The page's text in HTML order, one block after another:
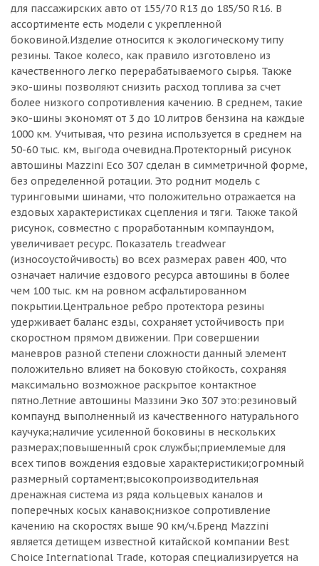
для пассажирских авто от 155/70 R13 до 185/50 R16. В
ассортименте есть модели с укрепленной
боковиной.Изделие относится к экологическому типу
резины. Такое колесо, как правило изготовлено из
качественного легко перерабатываемого сырья. Также
эко-шины позволяют снизить расход топлива за счет
более низкого сопротивления качению. В среднем, такие
эко-шины экономят от 3 до 10 литров бензина на каждые
1000 км. Учитывая, что резина используется в среднем на
50-60 тыс. км, выгода очевидна.Протекторный рисунок
автошины Mazzini Eco 307 сделан в симметричной форме,
без определенной ротации. Это роднит модель с
туринговыми шинами, что положительно отражается на
ездовых характеристиках сцепления и тяги. Также такой
рисунок, совместно с проработанным компаундом,
увеличивает ресурс. Показатель treadwear
(износоустойчивость) во всех размерах равен 400, что
означает наличие ездового ресурса автошины в более
чем 100 тыс. км на ровном асфальтированном
покрытии.Центральное ребро протектора резины
удерживает баланс езды, сохраняет устойчивость при
скоростном прямом движении. При совершении
маневров разной степени сложности данный элемент
положительно влияет на боковую стойкость, сохраняя
максимально возможное раскрытое контактное
пятно.Летние автошины Маззини Эко 307 это:резиновый
компаунд выполненный из качественного натурального
каучука;наличие усиленной боковины в нескольких
размерах;повышенный срок службы;приемлемые для
всех типов вождения ездовые характеристики;огромный
размерный сортамент;высокопроизводительная
дренажная система из ряда кольцевых каналов и
поперечных косых канавок;низкое сопротивление
качению на скоростях выше 90 км/ч.Бренд Mazzini
является детищем известной китайской компании Best
Choice International Trade, которая специализируется на